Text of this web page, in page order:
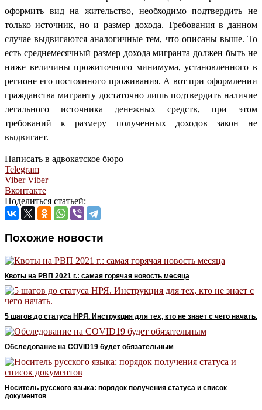
оформить вид на жительство, необходимо подтвердить не
только источник, но и размер дохода. Требования в данном
случае выдвигаются аналогичные тем, что описаны выше. То
есть среднемесячный размер дохода мигранта должен быть не
ниже величины прожиточного минимума, установленного в
регионе его постоянного проживания. А вот при оформлении
гражданства мигранту достаточно лишь подтвердить наличие
легального источника денежных средств, при этом
требований к размеру полученных доходов закон не
выдвигает.
Написать в адвокатское бюро
Telegram
Viber Viber
Вконтакте
Поделиться статьей:
Похожие новости
Квоты на РВП 2021 г.: самая горячая новость месяца
5 шагов до статуса НРЯ. Инструкция для тех, кто не знает с чего начать.
Обследование на COVID19 будет обязательным
Носитель русского языка: порядок получения статуса и список
документов